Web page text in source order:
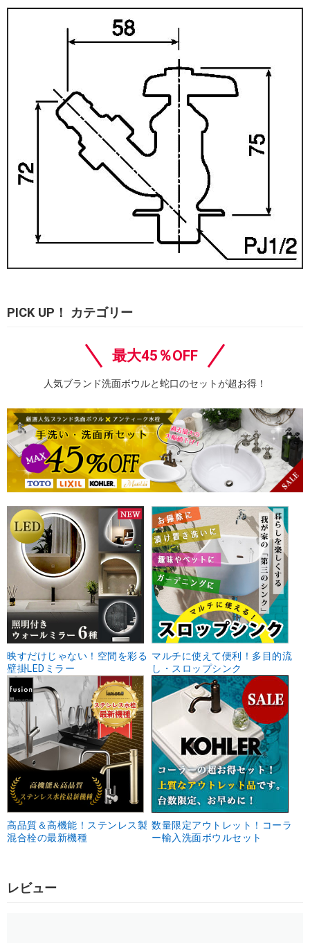
PICK UP！ カテゴリー
最大45％OFF
人気ブランド洗面ボウルと蛇口のセットが超お得！
映すだけじゃない！空間を彩る
壁掛LEDミラー
マルチに使えて便利！多目的流
し・スロップシンク
高品質＆高機能！ステンレス製
混合栓の最新機種
数量限定アウトレット！コーラ
ー輸入洗面ボウルセット
レビュー